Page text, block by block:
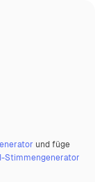
und füge
Stimmengenerator